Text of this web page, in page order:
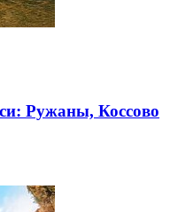
Ружаны, Коссово